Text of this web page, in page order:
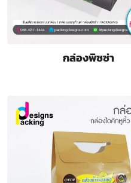
กล่องพิซซ่า